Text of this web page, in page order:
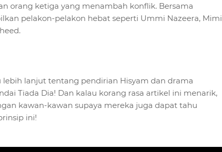
orang ketiga yang menambah konflik. Bersama
pelakon-pelakon hebat seperti Ummi Nazeera, Mimi
lanjut tentang pendirian Hisyam dan drama
Tiada Dia! Dan kalau korang rasa artikel ini menarik,
kawan-kawan supaya mereka juga dapat tahu
ini!